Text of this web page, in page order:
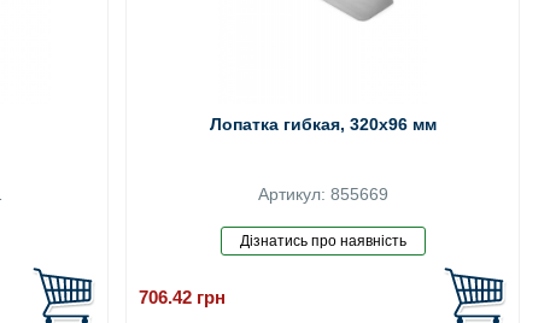
Лопатка гибкая, 320x96 мм
Артикул: 855669
706.42 грн